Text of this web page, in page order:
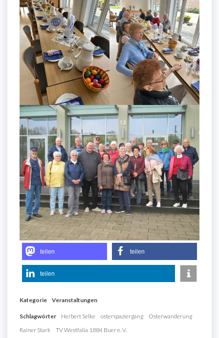
teilen teilen
teilen
Kategorie Veranstaltungen
Schlagwörter Herbert Selke osterspaziergang
Osterwanderung
Rainer Stark
TV Westfalia 1884 Buer e. V.